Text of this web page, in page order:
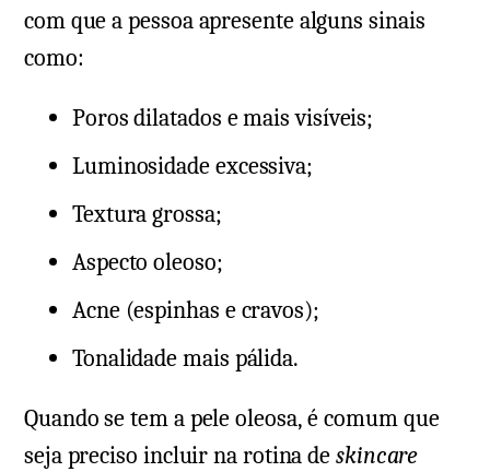
com que a pessoa apresente alguns sinais
como:
Poros dilatados e mais visíveis;
Luminosidade excessiva;
Textura grossa;
Aspecto oleoso;
Acne (espinhas e cravos);
Tonalidade mais pálida.
Quando se tem a pele oleosa, é comum que
seja preciso incluir na rotina deskincare